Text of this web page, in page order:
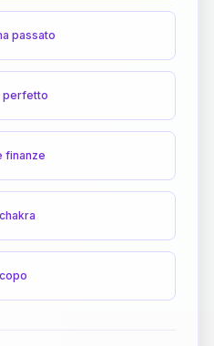
passato
perfetto
finanze